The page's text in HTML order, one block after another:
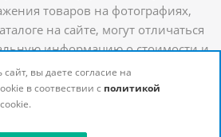
товаров на фотографиях,
на сайте, могут отличаться
информацию о стоимости и
можно получить у наших
менеджеров
вы даете согласие на
в соотвествии с политикой